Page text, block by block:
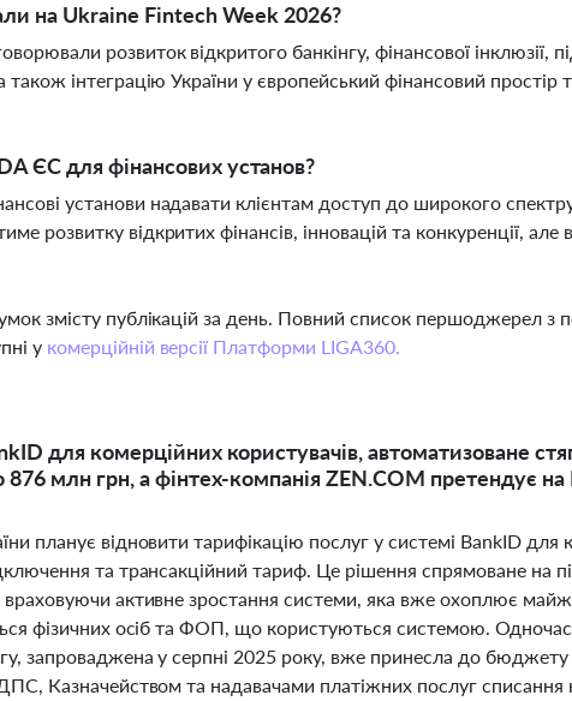
на Ukraine Fintech Week 2026?
розвиток відкритого банкінгу, фінансової інклюзії,
також інтеграцію України у європейський фінансовий простір
ЄС для фінансових установ?
установи надавати клієнтам доступ до широкого
розвитку відкритих фінансів, інновацій та конкуренції, але
змісту публікацій за день. Повний список першоджерел з
у комерційній версії Платформи LIGA360.
для комерційних користувачів, автоматизоване
млн грн, а фінтех-компанія ZEN.COM претендує на
планує відновити тарифікацію послуг у системі BankID для
та трансакційний тариф. Це рішення спрямоване на
враховуючи активне зростання системи, яка вже охоплює
фізичних осіб та ФОП, що користуються системою.
запроваджена у серпні 2025 року, вже принесла до
Казначейством та надавачами платіжних послуг списання